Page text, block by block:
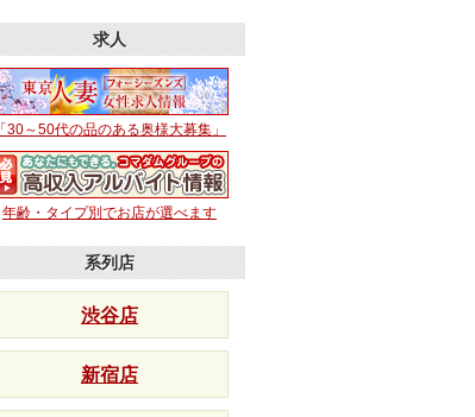
求人
「30～50代の品のある奥様大募集」
年齢・タイプ別でお店が選べます
系列店
渋谷店
新宿店